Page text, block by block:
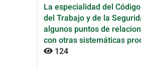
La especialidad del
del Trabajo y de la
algunos puntos de
con otras sistemáticas
124